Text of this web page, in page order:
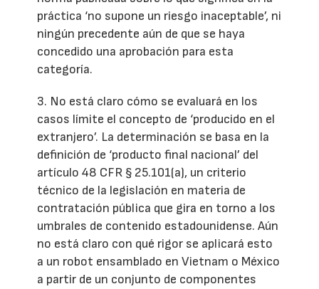
práctica ‘no supone un riesgo inaceptable’, ni
ningún precedente aún de que se haya
concedido una aprobación para esta
categoría.
3. No está claro cómo se evaluará en los
casos límite el concepto de ‘producido en el
extranjero’. La determinación se basa en la
definición de ‘producto final nacional’ del
artículo 48 CFR § 25.101(a), un criterio
técnico de la legislación en materia de
contratación pública que gira en torno a los
umbrales de contenido estadounidense. Aún
no está claro con qué rigor se aplicará esto
a un robot ensamblado en Vietnam o México
a partir de un conjunto de componentes